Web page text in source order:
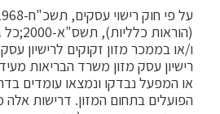
ו/או בממכר מזון זקוקים לרישיון
רישיון עסק מזון משרד הבריאות
או המפעל נבדקו ונמצאו עומדים
הפועלים בתחום המזון. דרישות אלה